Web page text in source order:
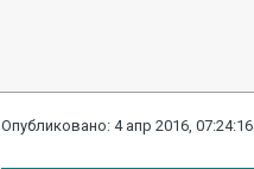
Опубликовано:4 апр 2016, 07:24:16